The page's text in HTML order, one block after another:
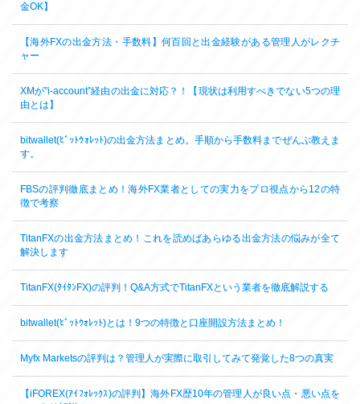
金OK】
【海外FXの出金方法・手数料】何百回と出金経験がある管理人がレクチ
ャー
XMが”i-account”経由の出金に対応？！【現状は利用すべきでない5つの理
由とは】
bitwallet(ﾋﾞｯﾄｳｫﾚｯﾄ)の出金方法まとめ。手順から手数料までぜんぶ教えま
す。
FBSの評判徹底まとめ！海外FX業者としての実力をプロ視点から12の特
徴で考察
TitanFXの出金方法まとめ！これを読めばあらゆる出金方法の悩みが全て
解決します
TitanFX(ﾀｲﾀﾝFX)の評判！Q&A方式でTitanFXという業者を徹底解説する
bitwallet(ﾋﾞｯﾄｳｫﾚｯﾄ)とは！9つの特徴と口座開設方法まとめ！
Myfx Marketsの評判は？管理人が実際に取引してみて発覚した8つの真実
【iFOREX(ｱｲﾌｫﾚｯｸｽ)の評判】海外FX歴10年の管理人が良い点・悪い点を